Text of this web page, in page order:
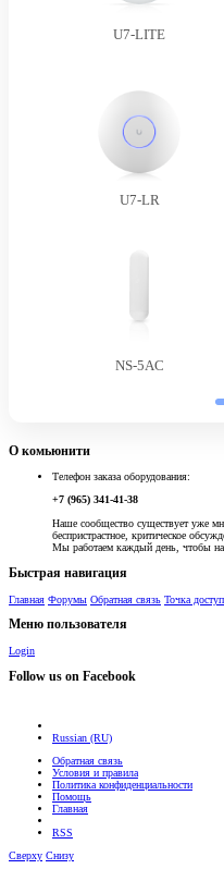
U7-LITE
U7-LR
NS-5AC
О комьюнити
Телефон заказа оборудования:
+7 (965) 341-41-38
Наше сообщество существует уже
беспристрастное, критическое
Мы работаем каждый день, чтобы
Быстрая навигация
Главная Форумы Обратная связь Точка
Меню пользователя
Login
Follow us on Facebook
Russian (RU)
Обратная связь
Условия и правила
Политика конфиденциальности
Помощь
Главная
RSS
Сверху Снизу